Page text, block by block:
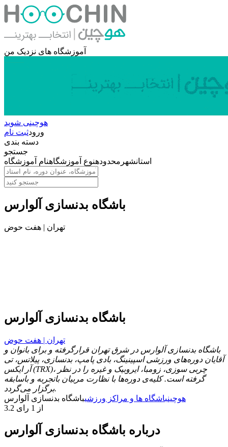
آموزشگاه های نزدیک من
هوچینی شوید
ورودثبت نام
دسته بندی
جستجو
استانشهر محدودهنوع آموزشگاهنام آموزشگاه
باشگاه بدنسازی آلوارس
تهران | هفت حوض
باشگاه بدنسازی آلوارس
تهران | هفت حوض
باشگاه بدنسازی آلوارس در شرق تهران قرارگرفته و برای بانوان و
آقایان دوره‌های ورزشی اسپینینگ، بادی پامپ، بدنسازی، پیلاتس، تی
آر ایکس (TRX)، چربی سوزی، زومبا، ایروبیک و غیره را در نظر
گرفته است. کلیه‌ی دوره‌ها با نظارت مربیان باتجربه و باسابقه
برگزار می‌گردد.
هوچینباشگاه ها و مراکز ورزشیباشگاه بدنسازی آلوارس
3.2 از 1 رای
درباره باشگاه بدنسازی آلوارس